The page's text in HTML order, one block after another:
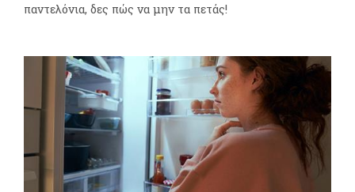
παντελόνια, δες πώς να μην τα πετάς!